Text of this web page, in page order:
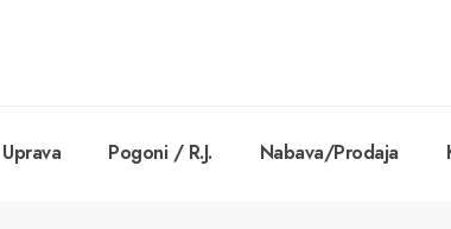
Uprava Pogoni / R.J. Nabava/Prodaja